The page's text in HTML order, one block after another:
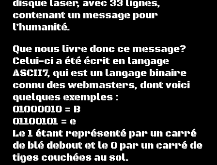
disque laser, avec 33 lignes,
contenant un message pour
l’humanité.
Que nous livre donc ce message?
Celui-ci a été écrit en langage
ASCII7, qui est un langage binaire
connu des webmasters, dont voici
quelques exemples :
01000010 = B
01100101 = e
Le 1 étant représenté par un carré
de blé debout et le 0 par un carré de
tiges couchées au sol.